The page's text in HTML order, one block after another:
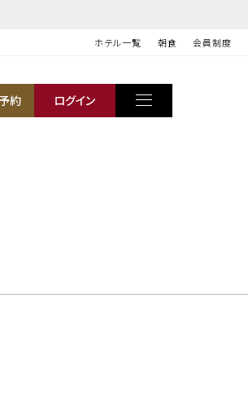
ホテル一覧 朝食 会員制度
約 ログイン